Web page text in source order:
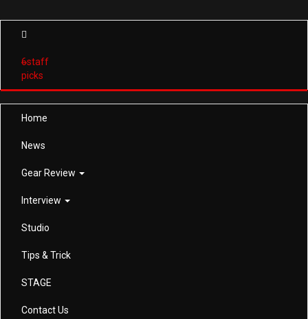
6staff
picks
Home
News
Gear Review
Interview
Studio
Tips & Trick
STAGE
Contact Us